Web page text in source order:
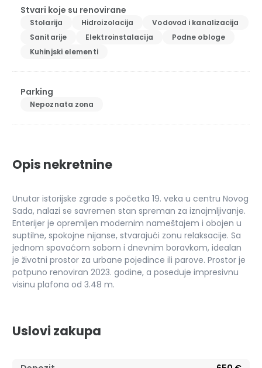
Stvari koje su renovirane
Stolarija Hidroizolacija
Vodovod i kanalizacija
Sanitarije
Elektroinstalacija
Podne obloge
Kuhinjski elementi
Parking
Nepoznata zona
Opis nekretnine
Unutar istorijske zgrade s početka 19. veka u centru Novog
Sada, nalazi se savremen stan spreman za iznajmljivanje.
Enterijer je opremljen modernim nameštajem i obojen u
suptilne, spokojne nijanse, stvarajući zonu relaksacije. Sa
jednom spavaćom sobom i dnevnim boravkom, idealan
je životni prostor za urbane pojedince ili parove. Prostor je
potpuno renoviran 2023. godine, a poseduje impresivnu
visinu plafona od 3.48 m.
Uslovi zakupa